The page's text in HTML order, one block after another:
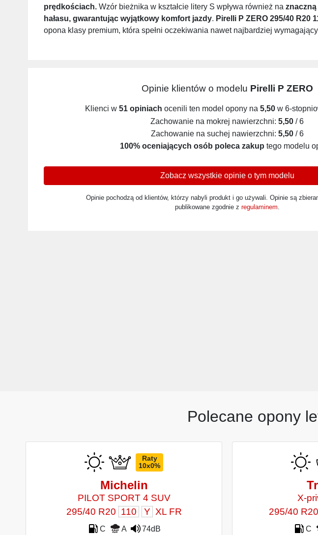
prędkościach. Wzór bieżnika w kształcie litery S wpływa również na
hałasu, gwarantując wyjątkowy komfort jazdy. Pirelli P ZERO 295/40 R20
opona klasy premium, która spełni oczekiwania nawet najbardziej
Opinie klientów o modelu Pirelli P ZERO
Klienci w 51 opiniach ocenili ten model opony na 5,50 w 6-
Zachowanie na mokrej nawierzchni: 5,50 / 6
Zachowanie na suchej nawierzchni: 5,50/ 6
100% oceniających osób poleca zakup tego modelu
Zobacz wszystkie opinie o tym modelu
Opinie pochodzą od klientów, którzy nabyli produkt i go używali. Opinie są
publikowane zgodnie z regulaminem.
Polecane opony
Raty
10x0%
Michelin
PILOT SPORT 4 SUV
295/40 R20 110 Y XL FR
C A
74dB
X-
295/40
C